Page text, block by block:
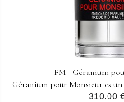
FM - Géranium
Géranium pour Monsieur es
310.00